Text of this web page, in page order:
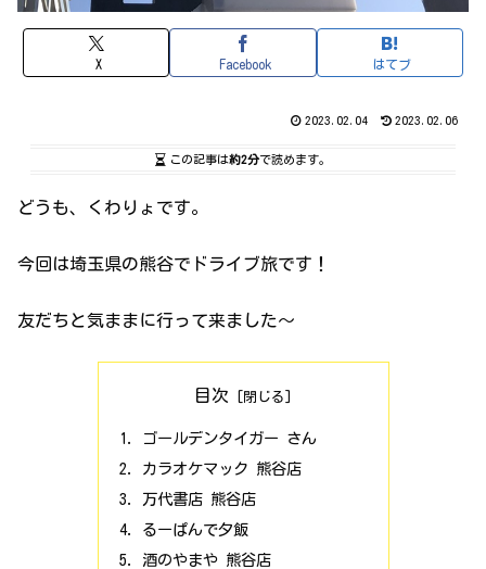
X Facebook はてブ
2023.02.04 2023.02.06
この記事は約2分で読めます。
どうも、くわりょです。
今回は埼玉県の熊谷でドライブ旅です！
友だちと気ままに行って来ました〜
目次
ゴールデンタイガー さん
カラオケマック 熊谷店
万代書店 熊谷店
るーぱんで夕飯
酒のやまや 熊谷店